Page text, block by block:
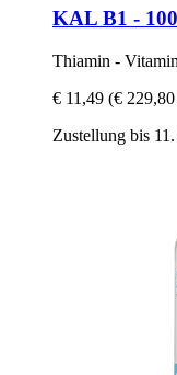
KAL B1 -​
Thiamin -​
€ 11,49 (€
Zustellung bis